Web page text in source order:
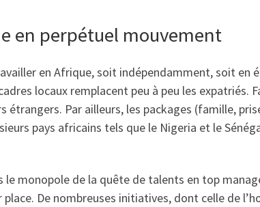
en perpétuel mouvement
en Afrique, soit indépendamment, soit en
locaux remplacent peu à peu les expatriés.
étrangers. Par ailleurs, les packages (famille,
pays africains tels que le Nigeria et le
monopole de la quête de talents en top
De nombreuses initiatives, dont celle de